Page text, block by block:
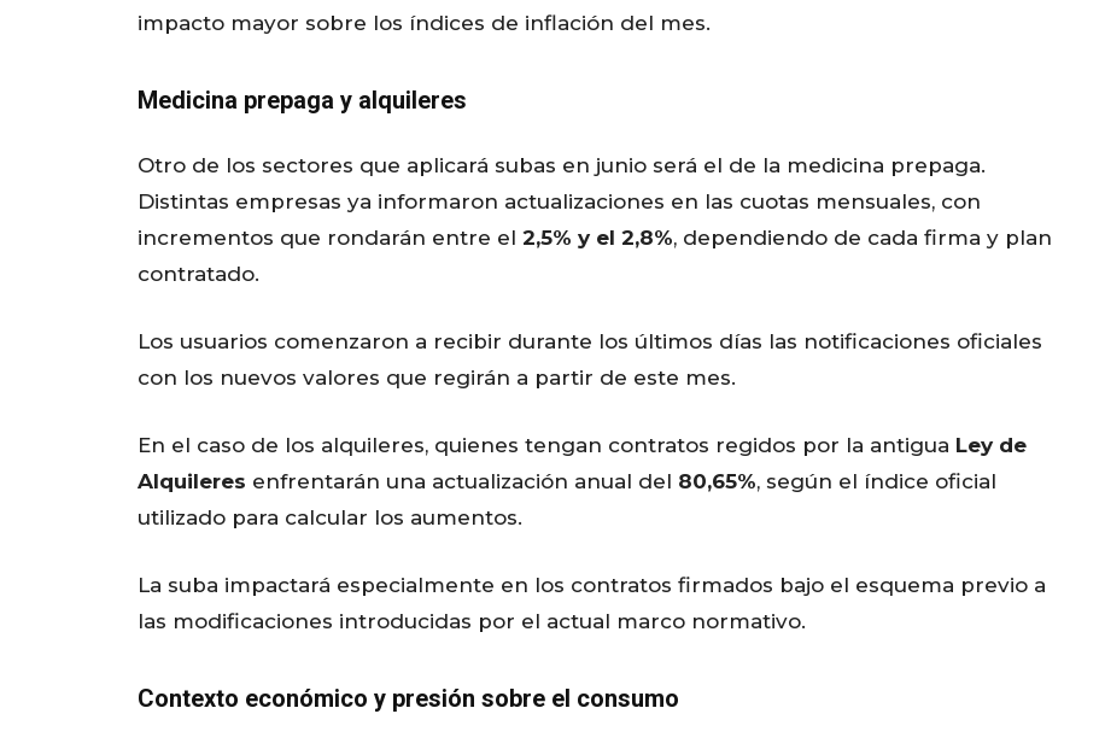
impacto mayor sobre los índices de inflación del mes.
Medicina prepaga y alquileres
Otro de los sectores que aplicará subas en junio será el de la medicina prepaga.
Distintas empresas ya informaron actualizaciones en las cuotas mensuales, con
incrementos que rondarán entre el 2,5% y el 2,8%, dependiendo de cada firma y plan
contratado.
Los usuarios comenzaron a recibir durante los últimos días las notificaciones oficiales
con los nuevos valores que regirán a partir de este mes.
En el caso de los alquileres, quienes tengan contratos regidos por la antigua Ley de
Alquileres enfrentarán una actualización anual del 80,65%, según el índice oficial
utilizado para calcular los aumentos.
La suba impactará especialmente en los contratos firmados bajo el esquema previo a
las modificaciones introducidas por el actual marco normativo.
Contexto económico y presión sobre el consumo